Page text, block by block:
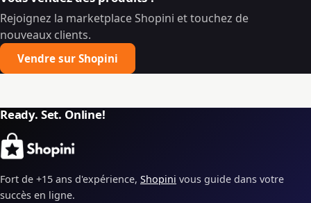
Rejoignez la marketplace Shopini et touchez de
nouveaux clients.
Vendre sur Shopini
Ready. Set. Online!
Fort de +15 ans d'expérience, Shopini vous guide dans votre
succès en ligne.